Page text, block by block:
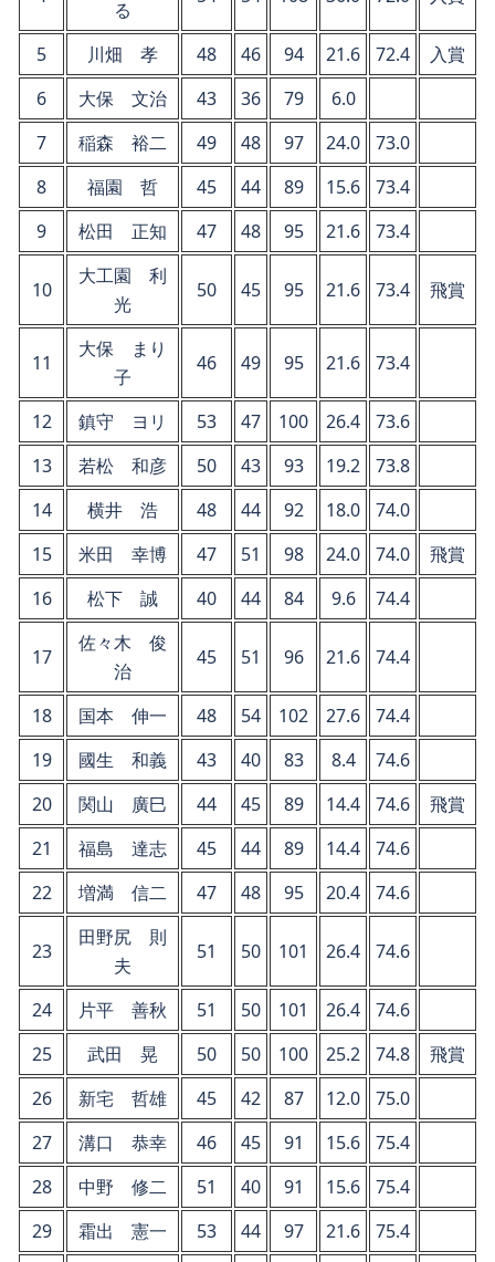
る
5 川畑 孝 48 46 94 21.6 72.4
入賞
6
大保 文治 43 36 79
6.0
7
稲森 裕二 49 48 97 24.0
73.0
8
福園 哲 45 44 89 15.6
73.4
9
松田 正知 47 48 95 21.6 73.4
10
大工園 利
光
50 45 95 21.6 73.4 飛賞
11
大保 まり
子
46 49 95 21.6 73.4
12 鎮守 ヨリ 53 47 100 26.4
73.6
13
若松 和彦 50 43 93 19.2
73.8
14
横井 浩 48 44 92 18.0
74.0
15
米田 幸博 47 51 98 24.0 74.0
飛賞
16
松下 誠 40 44 84 9.6 74.4
17
佐々木 俊
治
45 51 96 21.6 74.4
18 国本 伸一 48 54 102 27.6
74.4
19
國生 和義 43 40 83 8.4
74.6
20
関山 廣巳 44 45 89 14.4 74.6
飛賞
21
福島 達志 45 44 89 14.4
74.6
22
増満 信二 47 48 95 20.4 74.6
23
田野尻 則
夫
51 50 101 26.4 74.6
24 片平 善秋 51 50 101 26.4
74.6
25
武田 晃 50 50 100 25.2 74.8
飛賞
26
新宅 哲雄 45 42 87 12.0
75.0
27
溝口 恭幸 46 45 91 15.6
75.4
28
中野 修二 51 40 91 15.6
75.4
29
霜出 憲一 53 44 97 21.6
75.4